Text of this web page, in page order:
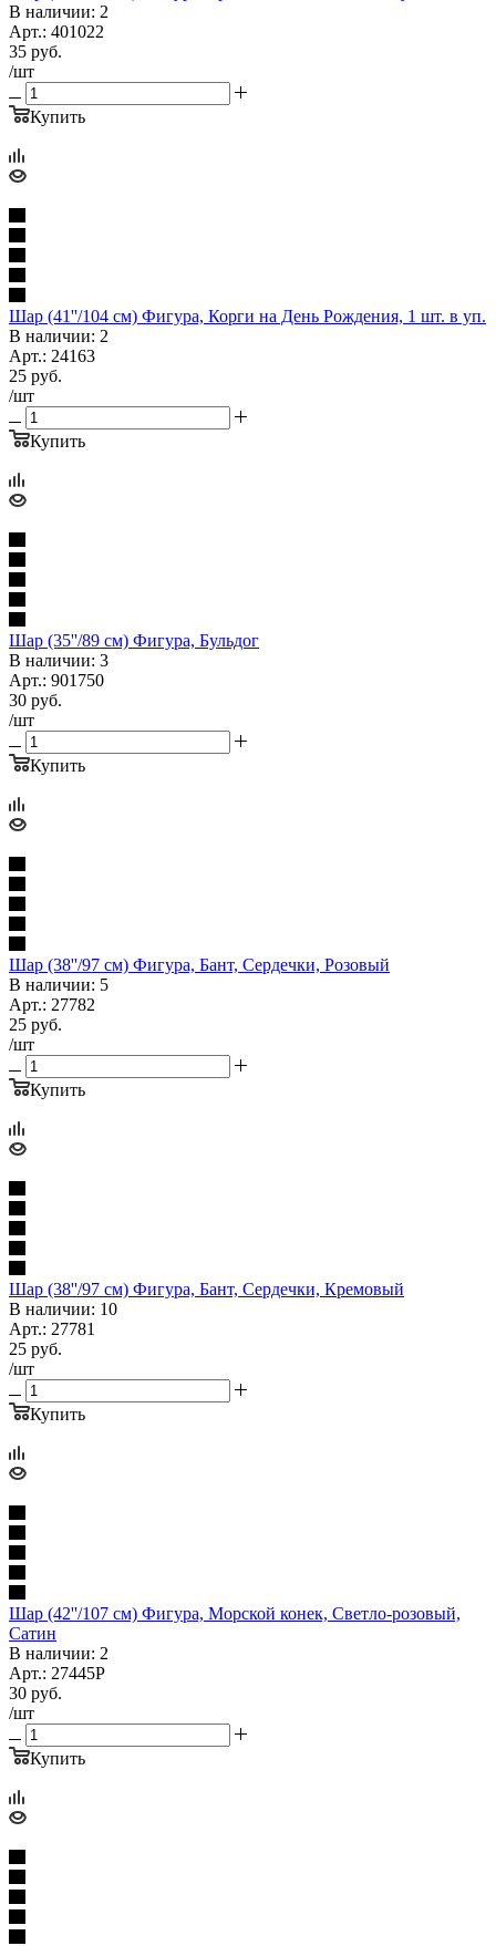
В наличии: 2
Арт.: 401022
35 руб.
/шт
Купить
Шар (41''/104 см) Фигура, Корги на День Рождения, 1 шт. в уп.
В наличии: 2
Арт.: 24163
25 руб.
/шт
Купить
Шар (35''/89 см) Фигура, Бульдог
В наличии: 3
Арт.: 901750
30 руб.
/шт
Купить
Шар (38''/97 см) Фигура, Бант, Сердечки, Розовый
В наличии: 5
Арт.: 27782
25 руб.
/шт
Купить
Шар (38''/97 см) Фигура, Бант, Сердечки, Кремовый
В наличии: 10
Арт.: 27781
25 руб.
/шт
Купить
Шар (42''/107 см) Фигура, Морской конек, Светло-розовый,
Сатин
В наличии: 2
Арт.: 27445P
30 руб.
/шт
Купить